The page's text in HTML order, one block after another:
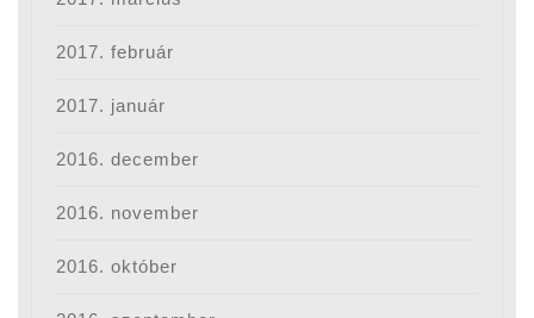
2017. február
2017. január
2016. december
2016. november
2016. október